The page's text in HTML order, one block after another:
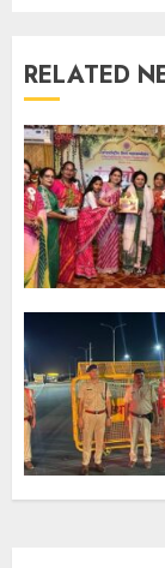
RELATED